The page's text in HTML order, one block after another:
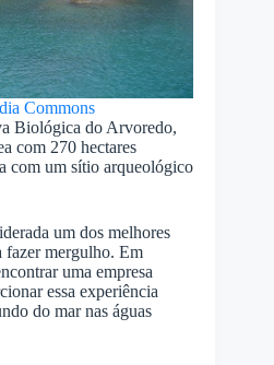
Commons
Biológica do Arvoredo,
com 270 hectares
com um sítio arqueológico
um dos melhores
fazer mergulho. Em
uma empresa
essa experiência
do mar nas águas